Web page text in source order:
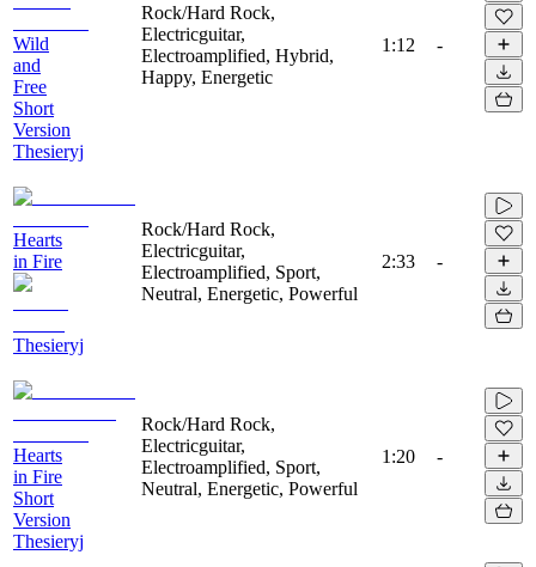
Wild
and
Free
Short
Version
Thesieryj
Rock/Hard Rock,
Electricguitar,
Electroamplified, Hybrid,
Happy, Energetic
1:12 -
Hearts
in Fire
Thesieryj
Rock/Hard Rock,
Electricguitar,
Electroamplified, Sport,
Neutral, Energetic, Powerful
2:33 -
Hearts
in Fire
Short
Version
Thesieryj
Rock/Hard Rock,
Electricguitar,
Electroamplified, Sport,
Neutral, Energetic, Powerful
1:20 -